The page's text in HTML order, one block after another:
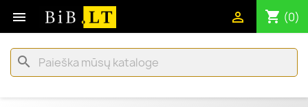
 shopping_cart (0)

search